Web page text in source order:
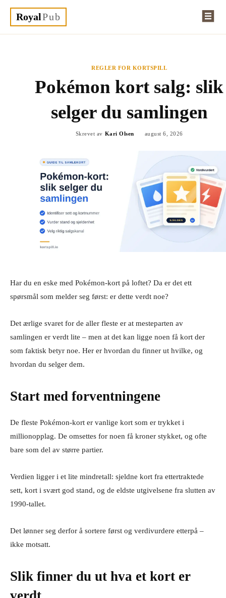
RoyalPub
REGLER FOR KORTSPILL
Pokémon kort salg: slik
selger du samlingen
Skrevet av Kari Olsen august 6, 2026
Har du en eske med Pokémon-kort på loftet? Da er det ett
spørsmål som melder seg først: er dette verdt noe?
Det ærlige svaret for de aller fleste er at mesteparten av
samlingen er verdt lite – men at det kan ligge noen få kort der
som faktisk betyr noe. Her er hvordan du finner ut hvilke, og
hvordan du selger dem.
Start med forventningene
De fleste Pokémon-kort er vanlige kort som er trykket i
millionopplag. De omsettes for noen få kroner stykket, og ofte
bare som del av større partier.
Verdien ligger i et lite mindretall: sjeldne kort fra ettertraktede
sett, kort i svært god stand, og de eldste utgivelsene fra slutten av
1990-tallet.
Det lønner seg derfor å sortere først og verdivurdere etterpå –
ikke motsatt.
Slik finner du ut hva et kort er